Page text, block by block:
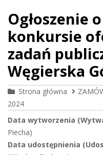
Ogłoszenie
konkursie
zadań
Węgierska
Strona główna
2024
Data wytworzenia
Piecha)
Data udostępnienia